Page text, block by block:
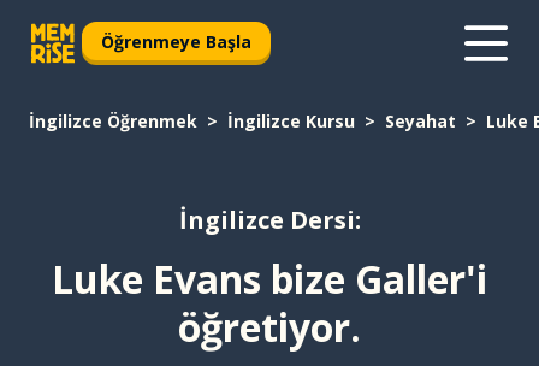
Öğrenmeye Başla
İngilizce Öğrenmek İngilizce Kursu Seyahat Luke
İngilizce Dersi:
Luke Evans bize Galler'i
öğretiyor.